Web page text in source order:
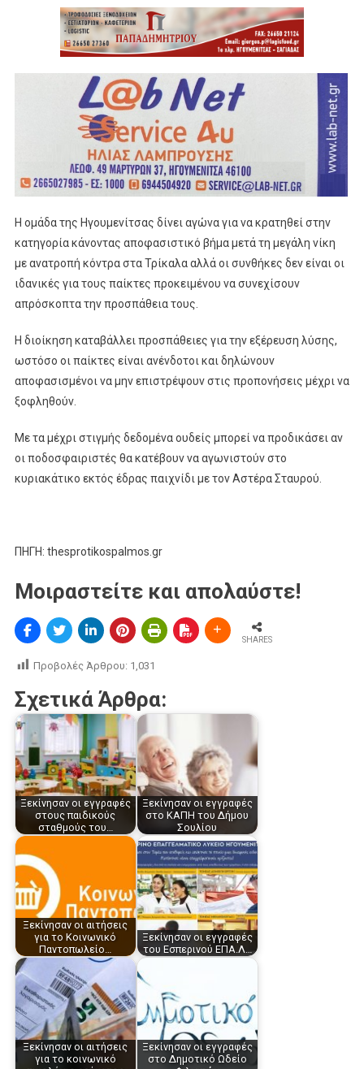
Η ομάδα της Ηγουμενίτσας δίνει αγώνα για να κρατηθεί στην
κατηγορία κάνοντας αποφασιστικό βήμα μετά τη μεγάλη νίκη
με ανατροπή κόντρα στα Τρίκαλα αλλά οι συνθήκες δεν είναι οι
ιδανικές για τους παίκτες προκειμένου να συνεχίσουν
απρόσκοπτα την προσπάθεια τους.
Η διοίκηση καταβάλλει προσπάθειες για την εξέρευση λύσης,
ωστόσο οι παίκτες είναι ανένδοτοι και δηλώνουν
αποφασισμένοι να μην επιστρέψουν στις προπονήσεις μέχρι να
ξοφληθούν.
Με τα μέχρι στιγμής δεδομένα ουδείς μπορεί να προδικάσει αν
οι ποδοσφαιριστές θα κατέβουν να αγωνιστούν στο
κυριακάτικο εκτός έδρας παιχνίδι με τον Αστέρα Σταυρού.
ΠΗΓΗ: thesprotikospalmos.gr
Μοιραστείτε και απολαύστε!
SHARES
Προβολές Άρθρου: 1,031
Σχετικά Άρθρα:
Ξεκίνησαν οι εγγραφές
στους παιδικούς
σταθμούς του…
Ξεκίνησαν οι εγγραφές
στο ΚΑΠΗ του Δήμου
Σουλίου
Ξεκίνησαν οι αιτήσεις
για το Κοινωνικό
Παντοπωλείο…
Ξεκίνησαν οι εγγραφές
του Εσπερινού ΕΠΑ.Λ…
Ξεκίνησαν οι αιτήσεις
για το κοινωνικό
Ξεκίνησαν οι εγγραφές
στο Δημοτικό Ωδείο